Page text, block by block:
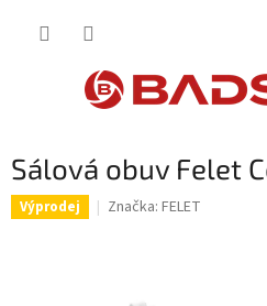
Sálová obuv Felet
Výprodej Značka: FELET